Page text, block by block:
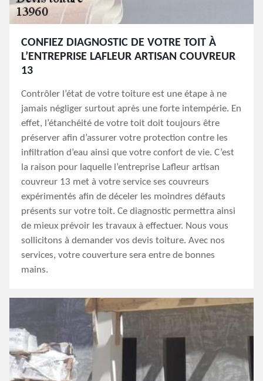
CONFIEZ DIAGNOSTIC DE VOTRE TOIT À
L’ENTREPRISE LAFLEUR ARTISAN COUVREUR
13
Contrôler l’état de votre toiture est une étape à ne
jamais négliger surtout après une forte intempérie. En
effet, l’étanchéité de votre toit doit toujours être
préserver afin d’assurer votre protection contre les
infiltration d’eau ainsi que votre confort de vie. C’est
la raison pour laquelle l’entreprise Lafleur artisan
couvreur 13 met à votre service ses couvreurs
expérimentés afin de déceler les moindres défauts
présents sur votre toit. Ce diagnostic permettra ainsi
de mieux prévoir les travaux à effectuer. Nous vous
sollicitons à demander vos devis toiture. Avec nos
services, votre couverture sera entre de bonnes
mains.